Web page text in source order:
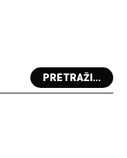
PRETRAŽI...